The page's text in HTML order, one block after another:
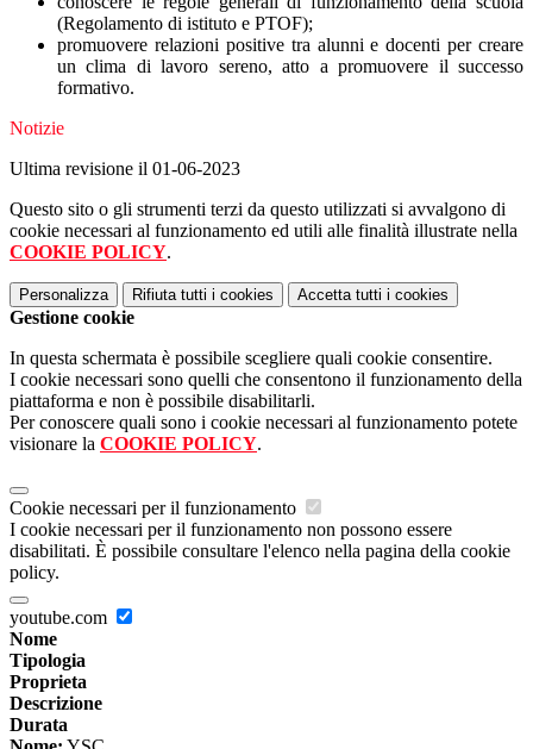
(Regolamento di istituto e PTOF);
promuovere relazioni positive tra alunni e docenti per creare
un clima di lavoro sereno, atto a promuovere il successo
formativo.
Notizie
Ultima revisione il 01-06-2023
Questo sito o gli strumenti terzi da questo utilizzati si avvalgono di
cookie necessari al funzionamento ed utili alle finalità illustrate nella
COOKIE POLICY.
Personalizza Rifiuta tutti i cookies Accetta tutti i cookies
Gestione cookie
In questa schermata è possibile scegliere quali cookie consentire.
I cookie necessari sono quelli che consentono il funzionamento della
piattaforma e non è possibile disabilitarli.
Per conoscere quali sono i cookie necessari al funzionamento potete
visionare la COOKIE POLICY.
Cookie necessari per il funzionamento
I cookie necessari per il funzionamento non possono essere
disabilitati. È possibile consultare l'elenco nella pagina della cookie
policy.
youtube.com
Nome
Tipologia
Proprieta
Descrizione
Durata